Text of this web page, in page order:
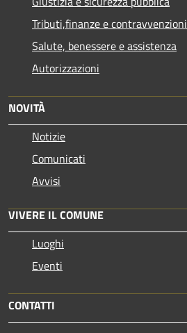
Tributi,finanze e contravvenzioni
Salute, benessere e assistenza
Autorizzazioni
NOVITÀ
Notizie
Comunicati
Avvisi
VIVERE IL COMUNE
Luoghi
Eventi
CONTATTI